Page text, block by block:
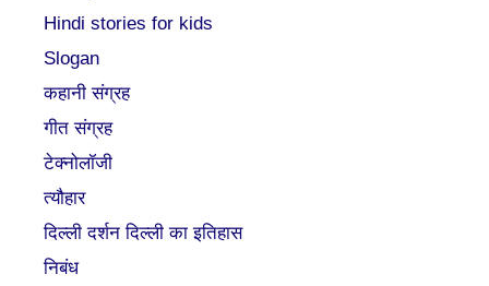
Hindi stories for kids
Slogan
कहानी संग्रह
गीत संग्रह
टेक्नोलॉजी
त्यौहार
दिल्ली दर्शन दिल्ली का इतिहास
निबंध